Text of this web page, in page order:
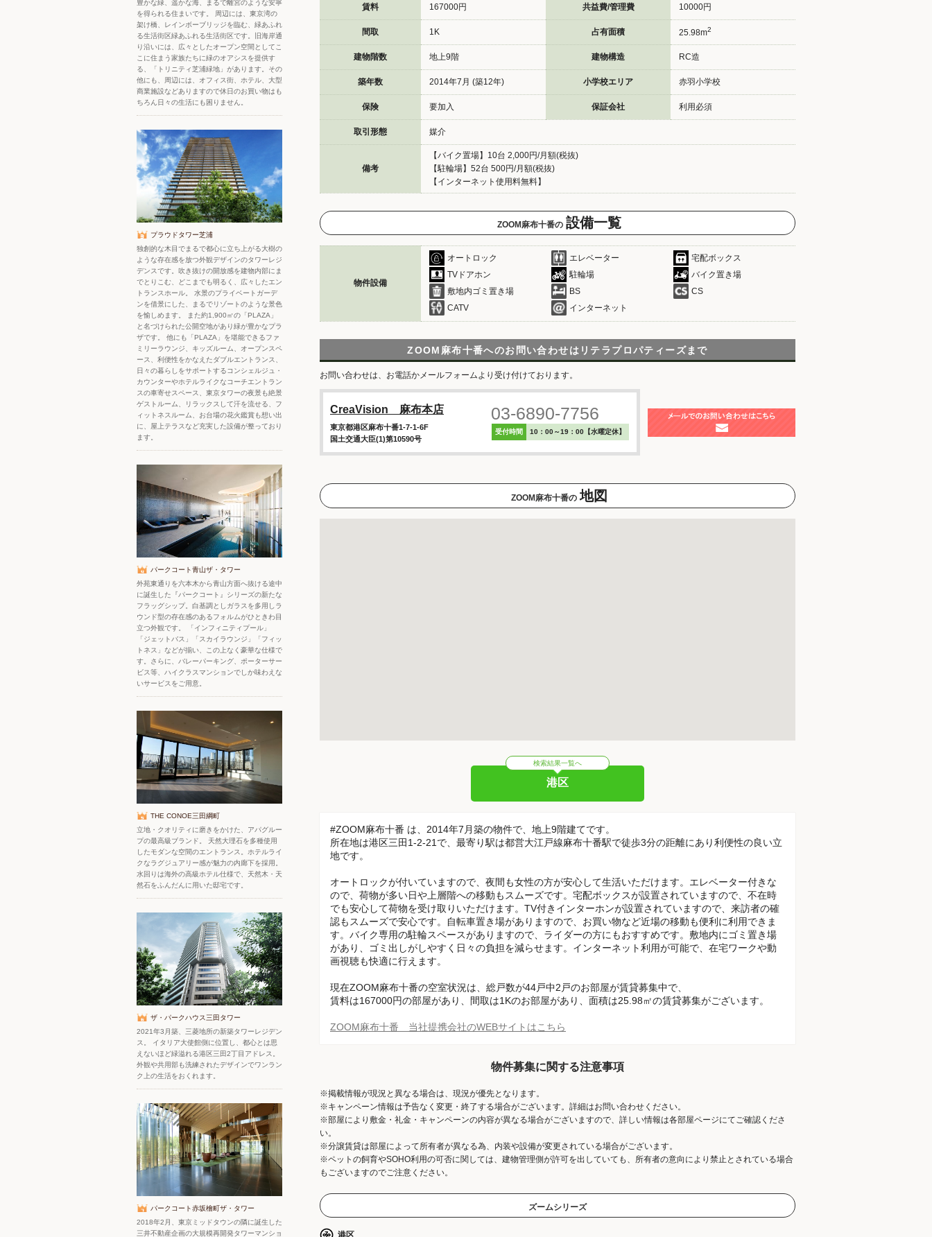
賃料 167000円 共益費/管理費 10000円
間取 1K 占有面積 25.98m2
建物階数 地上9階 建物構造 RC造
築年数 2014年7月 (築12年) 小学校エリア 赤羽小学校
保険 要加入 保証会社 利用必須
取引形態 媒介
備考
【バイク置場】10台 2,000円/月額(税抜)
【駐輪場】52台 500円/月額(税抜)
【インターネット使用料無料】
ZOOM麻布十番の 設備一覧
物件設備
オートロック エレベーター
宅配ボックス
TVドアホン
駐輪場
バイク置き場
敷地内ゴミ置き場
BS
CS
CATV
インターネット
ZOOM麻布十番へのお問い合わせは リテラプロパティーズまで
お問い合わせは、お電話かメールフォームより受け付けております。
CreaVision 麻布本店
東京都港区麻布十番1-7-1-6F
国土交通大臣(1)第10590号
03-6890-7756
受付時間 10：00～19：00【水曜定休】
ZOOM麻布十番の 地図
検索結果一覧へ
港区
#ZOOM麻布十番 は、2014年7月築の物件で、地上9階建てです。
所在地は港区三田1-2-21で、最寄り駅は都営大江戸線麻布十番駅で徒歩3分の距離にあり利便性の良い立
地です。
オートロックが付いていますので、夜間も女性の方が安心して生活いただけます。エレベーター付きな
ので、荷物が多い日や上層階への移動もスムーズです。宅配ボックスが設置されていますので、不在時
でも安心して荷物を受け取りいただけます。TV付きインターホンが設置されていますので、来訪者の確
認もスムーズで安心です。自転車置き場がありますので、お買い物など近場の移動も便利に利用できま
す。バイク専用の駐輪スペースがありますので、ライダーの方にもおすすめです。敷地内にゴミ置き場
があり、ゴミ出しがしやすく日々の負担を減らせます。インターネット利用が可能で、在宅ワークや動
画視聴も快適に行えます。
現在ZOOM麻布十番の空室状況は、総戸数が44戸中2戸のお部屋が賃貸募集中で、
賃料は167000円の部屋があり、間取は1Kのお部屋があり、面積は25.98㎡の賃貸募集がございます。
ZOOM麻布十番 当社提携会社のWEBサイトはこちら
物件募集に関する注意事項
※掲載情報が現況と異なる場合は、現況が優先となります。
※キャンペーン情報は予告なく変更・終了する場合がございます。詳細はお問い合わせください。
※部屋により敷金・礼金・キャンペーンの内容が異なる場合がございますので、詳しい情報は各部屋ページにてご確認くださ
い。
※分譲賃貸は部屋によって所有者が異なる為、内装や設備が変更されている場合がございます。
※ペットの飼育やSOHO利用の可否に関しては、建物管理側が許可を出していても、所有者の意向により禁止とされている場合
もございますのでご注意ください。
ズームシリーズ
港区
豊かな緑、遥かな海、まるで離宮のような安寧
を得られる住まいです。 周辺には、東京湾の
架け橋、レインボーブリッジを臨む、緑あふれ
る生活街区緑あふれる生活街区です。旧海岸通
り沿いには、広々としたオープン空間としてこ
こに住まう家族たちに緑のオアシスを提供す
る、「トリニティ芝浦緑地」があります。その
他にも、周辺には、オフィス街、ホテル、大型
商業施設などありますので休日のお買い物はも
ちろん日々の生活にも困りません。
プラウドタワー芝浦
独創的な木目でまるで都心に立ち上がる大樹の
ような存在感を放つ外観デザインのタワーレジ
デンスです。吹き抜けの開放感を建物内部にま
でとりこむ、どこまでも明るく、広々したエン
トランスホール。 水景のプライベートガーデ
ンを借景にした、まるでリゾートのような景色
を愉しめます。 また約1,900㎡の「PLAZA」
と名づけられた公開空地があり緑が豊かなプラ
ザです。 他にも「PLAZA」を堪能できるファ
ミリーラウンジ、キッズルーム、オープンスペ
ース、利便性をかなえたダブルエントランス、
日々の暮らしをサポートするコンシェルジュ・
カウンターやホテルライクなコーチエントラン
スの車寄せスペース、東京タワーの夜景も絶景
ゲストルーム、リラックスして汗を流せる、フ
ィットネスルーム、お台場の花火鑑賞も想い出
に、屋上テラスなど充実した設備が整っており
ます。
パークコート青山ザ・タワー
外苑東通りを六本木から青山方面へ抜ける途中
に誕生した『パークコート』シリーズの新たな
フラッグシップ。白基調としガラスを多用しラ
ウンド型の存在感のあるフォルムがひときわ目
立つ外観です。 「インフィニティプール」
「ジェットバス」「スカイラウンジ」「フィッ
トネス」などが揃い、この上なく豪華な仕様で
す。さらに、バレーパーキング、ポーターサー
ビス等、ハイクラスマンションでしか味わえな
いサービスをご用意。
THE CONOE三田綱町
立地・クオリティに磨きをかけた、アパグルー
プの最高級ブランド。 天然大理石を多種使用
したモダンな空間のエントランス。ホテルライ
クなラグジュアリー感が魅力の内廊下を採用。
水回りは海外の高級ホテル仕様で、天然木・天
然石をふんだんに用いた邸宅です。
ザ・パークハウス三田タワー
2021年3月築、三菱地所の新築タワーレジデン
ス。 イタリア大使館側に位置し、都心とは思
えないほど緑溢れる港区三田2丁目アドレス。
外観や共用部も洗練されたデザインでワンラン
ク上の生活をおくれます。
パークコート赤坂檜町ザ・タワー
2018年2月、東京ミッドタウンの隣に誕生した
三井不動産企画の大規模再開発タワーマンショ